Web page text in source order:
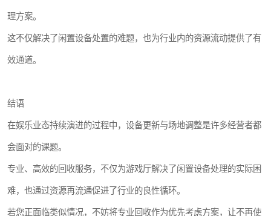
理方案。
这不仅解决了闲置设备处置的难题，也为行业内的资源流动提供了有
效通道。
结语
在娱乐业态持续演进的过程中，设备更新与场地调整是许多经营者都
会面对的课题。
专业、高效的回收服务，不仅为游戏厅解决了闲置设备处理的实际困
难，也通过资源再流通促进了行业的良性循环。
若您正面临类似情况，不妨将专业回收作为优先考虑方案，让不再使